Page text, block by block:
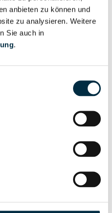
anbieten zu können und
zu analysieren. Weitere
Sie auch in
.
III GmbH
IV GmbH
mbH